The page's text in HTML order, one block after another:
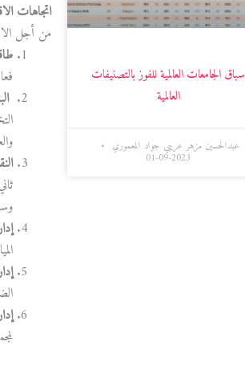
سباق الجامعات العالمية للفوز بالتصنيفات
العالمية
عبدالحسين مزهر عريبي جواد المعموري
2023-09-01
اتجاهات
من أجل